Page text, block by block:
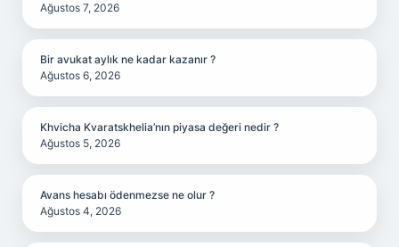
Ağustos 7, 2026
Bir avukat aylık ne kadar kazanır ?
Ağustos 6, 2026
Khvicha Kvaratskhelia’nın piyasa değeri nedir ?
Ağustos 5, 2026
Avans hesabı ödenmezse ne olur ?
Ağustos 4, 2026